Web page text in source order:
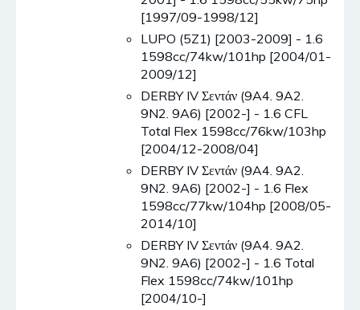
[1997/09-1998/12]
LUPO (5Z1) [2003-2009] - 1.6
1598cc/74kw/101hp [2004/01-
2009/12]
DERBY IV Σεντάν (9A4. 9A2.
9N2. 9A6) [2002-] - 1.6 CFL
Total Flex 1598cc/76kw/103hp
[2004/12-2008/04]
DERBY IV Σεντάν (9A4. 9A2.
9N2. 9A6) [2002-] - 1.6 Flex
1598cc/77kw/104hp [2008/05-
2014/10]
DERBY IV Σεντάν (9A4. 9A2.
9N2. 9A6) [2002-] - 1.6 Total
Flex 1598cc/74kw/101hp
[2004/10-]